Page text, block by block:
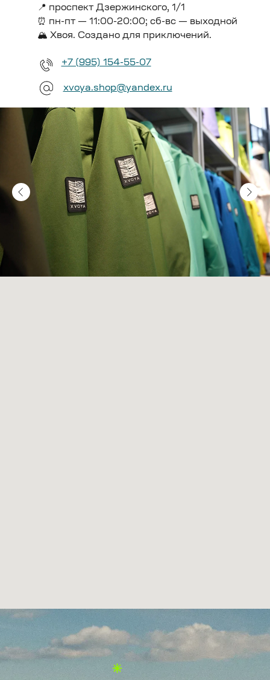
+7 (995) 154-55-07
xvoya.shop@yandex.ru
📍 проспект Дзержинского, 1/1
⏰ пн-пт — 11:00-20:00; сб-вс — выходной
🏔️ Хвоя. Создано для приключений.